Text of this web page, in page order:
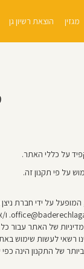
מגזין הוצאת רשיון גן
על כללי האתר.
על פי תקנון זה.
(להלן: "החברה"). ניתן לפנות
של האתר עבור
רשאי לעשות שימוש
של התקנון הינה